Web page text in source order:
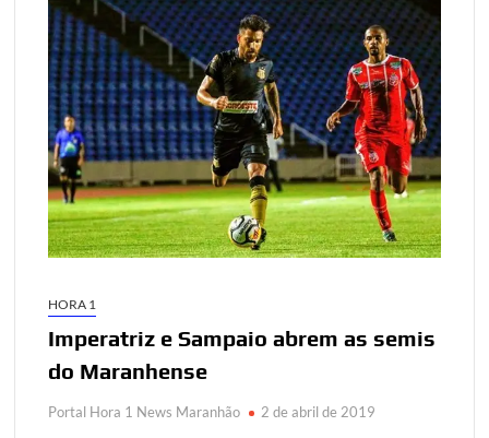
HORA 1
Imperatriz e Sampaio abrem as semis
do Maranhense
Portal Hora 1 News Maranhão 2 de abril de 2019